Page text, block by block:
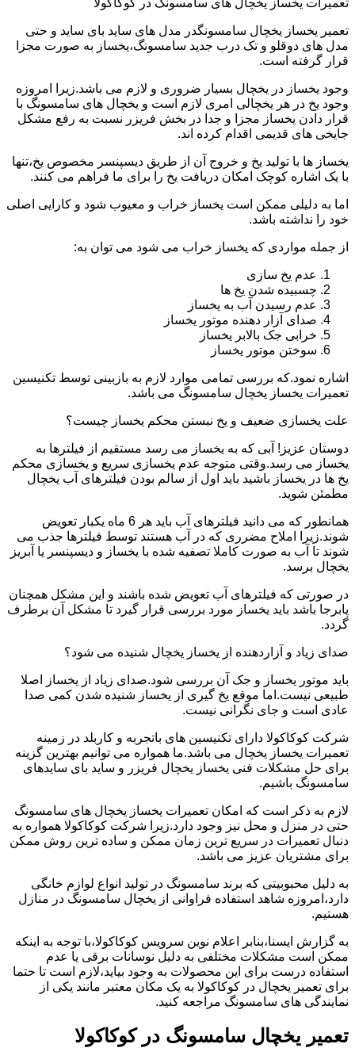
تعمیرات یخساز یخچال های سامسونگ در کوکاکولا
تعمیر یخساز یخچال سامسونگدر مدل های ساید بای ساید و حتی
مدل های دوقلو و تک درب جدید سامسونگ،یخساز به صورت مجزا
قرار گرفته است.
وجود یخساز در یخچال بسیار ضروری و لازم می باشد.زیرا امروزه
وجود یخ در هر یخچالی امری لازم است و یخچال های سامسونگ با
قرار دادن یخساز مجزا و جدا در بخش فریزر نسبت به رفع مشکل
جایخی های قدیمی اقدام کرده اند.
یخساز ها با تولید یخ و خروج آن از طریق دیسپنسر مخصوص یخ،تنها
با یک اشاره کوچک امکان دریافت یخ را برای ما فراهم می کنند.
اما به دلیلی ممکن است یخساز خراب و معیوب شود و کارایی اصلی
خود را نداشته باشد.
از جمله مواردی که یخساز خراب می شود می توان به:
عدم یخ سازی
چسبیده شدن یخ ها
عدم رسیدن آب به یخساز
صدای آزار دهنده موتور یخساز
خرابی جک بالابر یخساز
سوختن موتور یخساز
اشاره نمود.که بررسی تمامی موارد لازم به بازبینی توسط تکنیسین
تعمیرات یخساز یخچال سامسونگ می باشد.
علت یخسازی ضعیف و یخ نبستن محکم یخساز چیست؟
دوستان عزیز! آبی که به یخساز می رسد مستقیم از فیلترها به
یخساز می رسد.وقتی متوجه عدم یخسازی سریع و یخسازی محکم
یخ ها در یخساز باشید باید اول از سالم بودن فیلترهای آب یخچال
مطمئن شوید.
همانطور که می دانید فیلترهای آب باید هر 6 ماه یکبار تعویض
شوند.زیرا املاح مضرری که در آب هستند توسط فیلترها جذب می
شوند تا آب به صورت کاملا تصفیه شده با یخساز و دیسپنسر یا آبریز
یخچال برسد.
در صورتی که فیلترهای آب تعویض شده باشند و این مشکل همچنان
پابرجا باشد باید یخساز مورد بررسی قرار گیرد تا مشکل آن برطرف
گردد.
صدای زیاد و آزاردهنده از یخساز یخچال شنیده می شود؟
باید موتور یخساز و جک آن بررسی شود.صدای زیاد از یخساز اصلا
طبیعی نیست.اما موقع یخ گیری از یخساز شنیده شدن کمی صدا
عادی است و جای نگرانی نیست.
شرکت کوکاکولا دارای تکنیسین های باتجربه و کاربلد در زمینه
تعمیرات یخساز یخچال می باشد.ما همواره می توانیم بهترین گزینه
برای حل مشکلات فنی یخساز یخچال فریزر و ساید بای سایدهای
سامسونگ باشیم.
لازم به ذکر است که امکان تعمیرات یخساز یخچال های سامسونگ
حتی در منزل و محل نیز وجود دارد.زیرا شرکت کوکاکولا همواره به
دنبال تعمیرات در سریع ترین زمان ممکن و ساده ترین روش ممکن
برای مشتریان عزیز می باشد.
به دلیل محبوبیتی که برند سامسونگ در تولید انواع لوازم خانگی
دارد،امروزه شاهد استفاده فراوانی از یخچال سامسونگ در منازل
هستیم.
به گزارش ایسنا،بنابر اعلام نوین سرویس کوکاکولا،با توجه به اینکه
ممکن است مشکلات مختلفی به دلیل نوسانات برقی یا عدم
استفاده درست برای این محصولات به وجود بیاید،لازم است تا حتما
برای تعمیر یخچال در کوکاکولا به یک مکان معتبر مانند یکی از
نمایندگی های سامسونگ مراجعه کنید.
تعمیر یخچال سامسونگ در کوکاکولا